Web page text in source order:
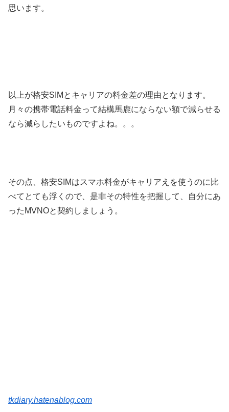
思います。
以上が格安SIMとキャリアの料金差の理由となります。
月々の携帯電話料金って結構馬鹿にならない額で減らせる
なら減らしたいものですよね。。。
その点、格安SIMはスマホ料金がキャリアえを使うのに比
べてとても浮くので、是非その特性を把握して、自分にあ
ったMVNOと契約しましょう。
tkdiary.hatenablog.com